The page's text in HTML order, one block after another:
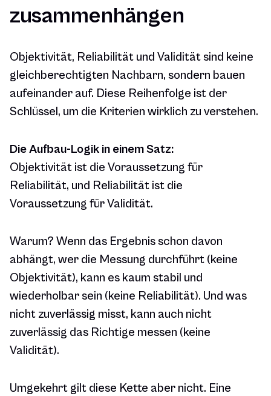
zusammenhängen
Objektivität, Reliabilität und Validität sind keine
gleichberechtigten Nachbarn, sondern bauen
aufeinander auf. Diese Reihenfolge ist der
Schlüssel, um die Kriterien wirklich zu verstehen.
Die Aufbau-Logik in einem Satz:
Objektivität ist die Voraussetzung für
Reliabilität, und Reliabilität ist die
Voraussetzung für Validität.
Warum? Wenn das Ergebnis schon davon
abhängt, wer die Messung durchführt (keine
Objektivität), kann es kaum stabil und
wiederholbar sein (keine Reliabilität). Und was
nicht zuverlässig misst, kann auch nicht
zuverlässig das Richtige messen (keine
Validität).
Umgekehrt gilt diese Kette aber nicht. Eine